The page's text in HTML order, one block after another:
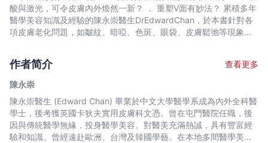
之
奧
秘
陳
崇
-
文
宇
酸與激光，可令皮膚內外煥然一新？ ． 重塑V面有妙法？ 累積多年
醫學美容知識及經驗的陳永崇醫生DrEdwardChan，於本書針對各
項皮膚老化問題，如皺紋、暗啞、色斑、眼袋、皮膚鬆弛等現象，
質，從而找出合適的護膚品或美容療程，亦深入淺出地分辨有效的
美白及抗氧化成分，從以遠離致老元兇。 打好基礎，再進階將肌齡
逆轉，陳醫生以簡單易明的角度出發，講解各項醫學美容的「美魔
元素」，如透明質酸、果酸煥膚、肉毒桿菌素、光學及緊膚療程的
效用，亦分享其相關風險及哪些人士適用。 想成為美魔一族，這是
解答你們各種疑問的醫美天書。
作者简介
查看更多
陳永崇
陳永崇醫生 (Edward Chan) 畢業於中文大學醫學系成為內外全科醫
學士，後考獲英國卡狄夫實用皮膚科文憑。曾在屯門醫院任職，後
因與傳統醫學無緣，投身醫學美容。對醫美充滿熱誠，具有豐富經
驗和知識。曾經遠赴歐洲、台灣及韓國學藝。在本地多間醫學美容